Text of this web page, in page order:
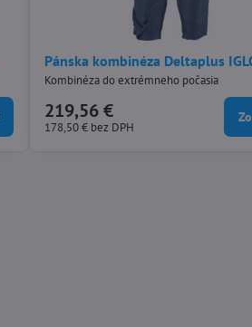
Pánska kombinéza Deltaplus
Kombinéza do extrémneho počasia
219,56 €
178,50 € bez DPH